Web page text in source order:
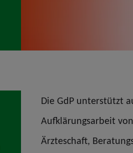
Die GdP unterstützt
Aufklärungsarbeit
Ärzteschaft,